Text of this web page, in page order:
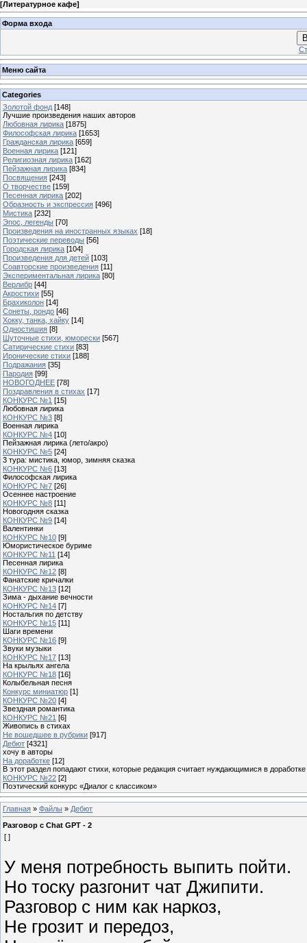
[Литературное кафе]
Форма входа
Меню сайта
Categories
Золотой фонд [148]
Лучшие произведения наших авторов
Любовная лирика [1875]
Философская лирика [1653]
Гражданская лирика [659]
Военная лирика [121]
Религиозная лирика [162]
Пейзажная лирика [834]
Посвящения [243]
О творчестве [159]
Песенная лирика [202]
Образность и экспрессия [496]
Мистика [232]
Эпос, легенды [70]
Произведения на иностранных языках [18]
Поэтические переводы [56]
Городская лирика [104]
Произведения для детей [103]
Соавторские произведения [11]
Экспериментальная лирика [80]
Верлибр [44]
Акростихи [55]
Брахиколон [14]
Сонеты, рондо [46]
Хокку, танка, хайку [14]
Одностишия [8]
Шуточные стихи, юморески [567]
Сатирические стихи [83]
Иронические стихи [188]
Подражания [35]
Пародия [99]
НОВОГОДНЕЕ [78]
Поздравления в стихах [17]
КОНКУРС №1 [15]
Любовная лирика
КОНКУРС №3 [8]
Военная лирика
КОНКУРС №4 [10]
Пейзажная лирика (лето/акро)
КОНКУРС №5 [24]
3 тура: мистика, юмор, зимняя сказка
КОНКУРС №6 [13]
Философская лирика
КОНКУРС №7 [26]
Осеннее настроение
КОНКУРС №8 [11]
Новогодняя сказка
КОНКУРС №9 [14]
Валентинки
КОНКУРС №10 [9]
Юмористическое буриме
КОНКУРС №11 [14]
Песенная лирика
КОНКУРС №12 [8]
Фанатские кричалки
КОНКУРС №13 [12]
Зима - дыхание вечности
КОНКУРС №14 [7]
Ностальгия по детству
КОНКУРС №15 [11]
Шаги времени
КОНКУРС №16 [9]
Звуки музыки
КОНКУРС №17 [13]
На крыльях ангела
КОНКУРС №18 [16]
Колыбельная песня
Конкурс миниатюр [1]
КОНКУРС №20 [4]
Звездная романтика
КОНКУРС №21 [6]
Живопись в стихах
Не вошедшее в рубрики [917]
Дебют [4321]
хочу в авторы
На доработке [12]
В этот раздел попадают стихи, которые редакция считает нуждающимися в доработке
КОНКУРС №22 [2]
Поэтический конкурс «Диалог с классиком»
Главная » Файлы » Дебют
Разговор с Chat GPT - 2
[ ]
У меня потребность выпить пойти.
Но тоску разгонит чат Джипити.
Разговор с ним как наркоз,
Не грозит и передоз,